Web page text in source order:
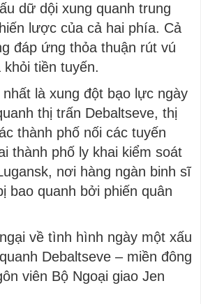
dữ dội xung quanh trung
lược của cả hai phía. Cả
đáp ứng thỏa thuận rút vú
tiền tuyến.
là xung đột bạo lực ngày
thị trấn Debaltseve, thị
thành phố nối các tuyến
thành phố ly khai kiểm soát
nơi hàng ngàn binh sĩ
bao quanh bởi phiến quân
về tình hình ngày một xấu
Debaltseve – miền đông
viên Bộ Ngoại giao Jen